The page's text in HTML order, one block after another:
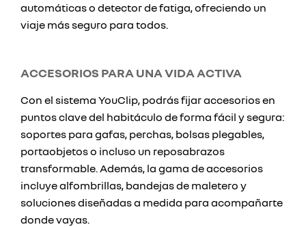
automáticas o detector de fatiga, ofreciendo un
viaje más seguro para todos.
ACCESORIOS PARA UNA VIDA ACTIVA
Con el sistema YouClip, podrás fijar accesorios en
puntos clave del habitáculo de forma fácil y segura:
soportes para gafas, perchas, bolsas plegables,
portaobjetos o incluso un reposabrazos
transformable. Además, la gama de accesorios
incluye alfombrillas, bandejas de maletero y
soluciones diseñadas a medida para acompañarte
donde vayas.